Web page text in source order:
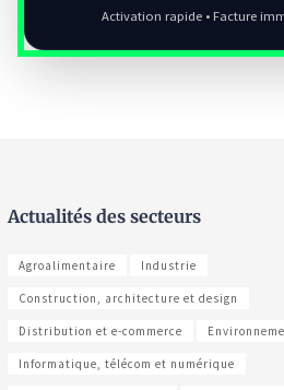
Activation rapide • Facture
Actualités des secteurs
Agroalimentaire Industrie
Construction, architecture et design
Distribution et e-commerce
Informatique, télécom et numérique